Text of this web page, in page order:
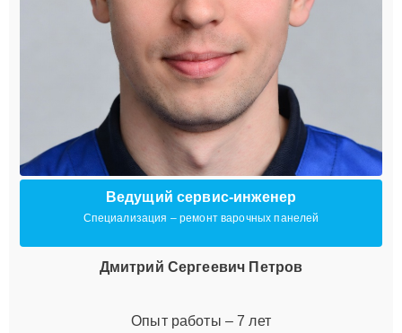
Ведущий сервис-инженер
Специализация – ремонт варочных панелей
Дмитрий Сергеевич Петров
Опыт работы – 7 лет